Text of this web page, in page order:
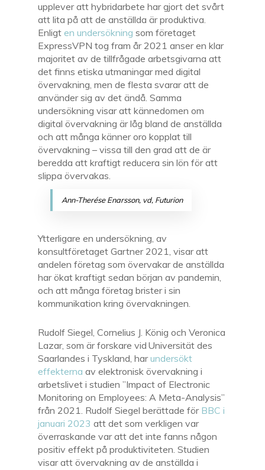
upplever att hybridarbete har gjort det svårt
att lita på att de anställda är produktiva.
Enligt en undersökning som företaget
ExpressVPN tog fram år 2021 anser en klar
majoritet av de tillfrågade arbetsgivarna att
det finns etiska utmaningar med digital
övervakning, men de flesta svarar att de
använder sig av det ändå. Samma
undersökning visar att kännedomen om
digital övervakning är låg bland de anställda
och att många känner oro kopplat till
övervakning – vissa till den grad att de är
beredda att kraftigt reducera sin lön för att
slippa övervakas.
Ann-Therése Enarsson, vd, Futurion
Ytterligare en undersökning, av
konsultföretaget Gartner 2021, visar att
andelen företag som övervakar de anställda
har ökat kraftigt sedan början av pandemin,
och att många företag brister i sin
kommunikation kring övervakningen.
Rudolf Siegel, Cornelius J. König och Veronica
Lazar, som är forskare vid Universität des
Saarlandes i Tyskland, harundersökt
effekterna av elektronisk övervakning i
arbetslivet i studien ”Impact of Electronic
Monitoring on Employees: A Meta-Analysis”
från 2021. Rudolf Siegel berättade för BBC i
januari 2023 att det som verkligen var
överraskande var att det inte fanns någon
positiv effekt på produktiviteten. Studien
visar att övervakning av de anställda i